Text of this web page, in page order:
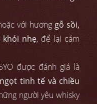
với hươnggỗ sồi,
khói nhẹ, để lại cảm
được đánh giá là
tinh tế và chiều
người yêu whisky